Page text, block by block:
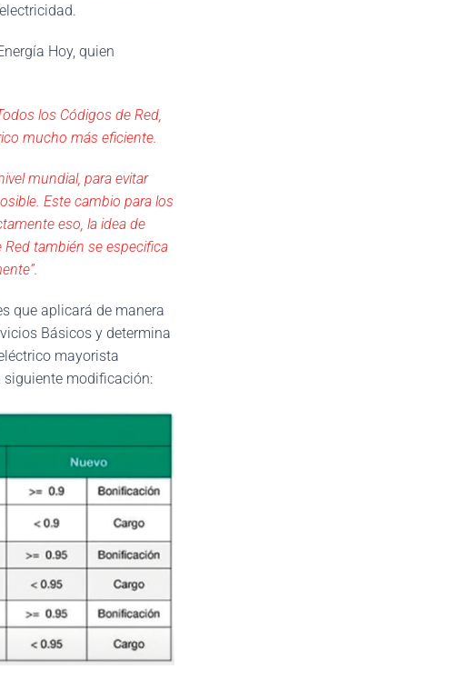
Hoy, quien
los Códigos de Red,
mucho más eficiente.
mundial, para evitar
Este cambio para los
eso, la idea de
también se especifica
que aplicará de manera
Básicos y determina
mayorista
siguiente modificación: